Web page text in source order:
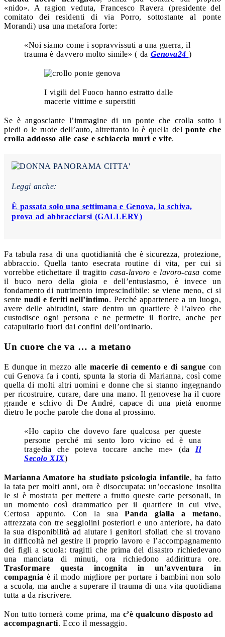
«nido». A ragion veduta, Francesco Ravera (presidente del
comitato dei residenti di via Porro, sottostante al ponte
Morandi) usa una metafora forte:
«Noi siamo come i sopravvissuti a una guerra, il
trauma è davvero molto simile» ( da Genova24 )
I vigili del Fuoco hanno estratto dalle
macerie vittime e superstiti
Se è angosciante l’immagine di un ponte che crolla sotto i
piedi o le ruote dell’auto, altrettanto lo è quella del ponte che
crolla addosso alle case e schiaccia muri e vite.
Leggi anche:
È passata solo una settimana e Genova, la schiva,
prova ad abbracciarsi (GALLERY)
Fa tabula rasa di una quotidianità che è sicurezza, protezione,
abbraccio. Quella tanto esecrata routine di vita, per cui si
vorrebbe etichettare il tragittocasa-lavoro e lavoro-casa come
il buco nero della gioia e dell’entusiasmo, è invece un
fondamento di nutrimento imprescindibile: se viene meno, ci si
sente nudi e feriti nell’intimo. Perché appartenere a un luogo,
avere delle abitudini, stare dentro un quartiere è l’alveo che
custodisce ogni persona e ne permette il fiorire, anche per
catapultarlo fuori dai confini dell’ordinario.
Un cuore che va … a metano
E dunque in mezzo alle macerie di cemento e di sangue con
cui Genova fa i conti, spunta la storia di Marianna, così come
quella di molti altri uomini e donne che si stanno ingegnando
per ricostruire, curare, dare una mano. Il genovese ha il cuore
grande e schivo di De André, capace di una pietà enorme
dietro le poche parole che dona al prossimo.
«Ho capito che dovevo fare qualcosa per queste
persone perché mi sento loro vicino ed è una
tragedia che poteva toccare anche me» (da Il
Secolo XIX)
Marianna Amatore ha studiato psicologia infantile, ha fatto
la tata per molti anni, ora è disoccupata: un’occasione insolita
le si è mostrata per mettere a frutto queste carte personali, in
un momento così drammatico per il quartiere in cui vive,
Certosa appunto. Con la suaPanda gialla a metano,
attrezzata con tre seggiolini posteriori e uno anteriore, ha dato
la sua disponibilità ad aiutare i genitori sfollati che si trovano
in difficoltà nel gestire il proprio lavoro e l’accompagnamento
dei figli a scuola: tragitti che prima del disastro richiedevano
una manciata di minuti, ora richiedono addirittura ore.
Trasformare questa incognita in un’avventura in
compagnia è il modo migliore per portare i bambini non solo
a scuola, ma anche a superare il trauma di una vita quotidiana
tutta a da riscrivere.
Non tutto tornerà come prima, ma c’è qualcuno disposto ad
accompagnarti. Ecco il messaggio.